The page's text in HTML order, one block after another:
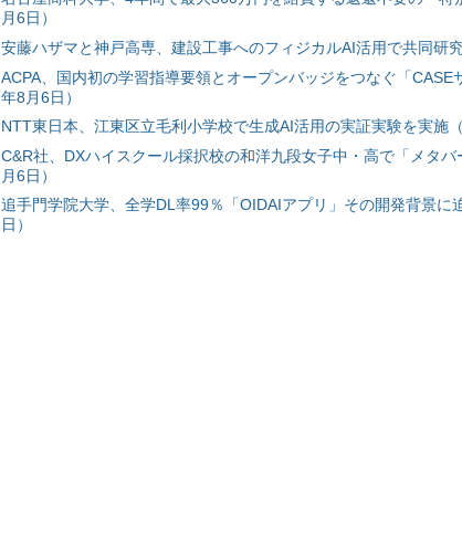
月6日）
安藤ハザマと神戸高専、建設工事へのフィジカルAI活用で共同研
ACPA、国内初の学習指導要領とオープンバッジをつなぐ「
年8月6日）
NTT東日本、江東区立毛利小学校で生成AI活用の実証実験を実施
C&R社、DXハイスクール採択校の和洋九段女子中・高で「メタ
月6日）
追手門学院大学、全学DL率99％「OIDAIアプリ」その開発背景に
日）